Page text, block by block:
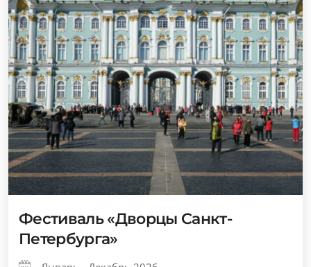
Фестиваль «Дворцы Санкт-
Петербурга»